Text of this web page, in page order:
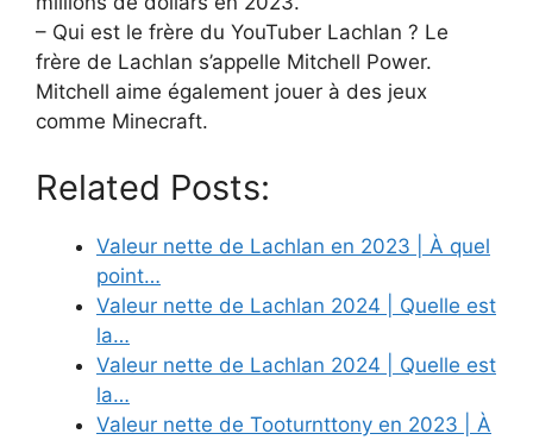
– Qui est le frère du YouTuber Lachlan ? Le
frère de Lachlan s’appelle Mitchell Power.
Mitchell aime également jouer à des jeux
comme Minecraft.
Related Posts:
Valeur nette de Lachlan en 2023 | À quel
point…
Valeur nette de Lachlan 2024 | Quelle est
la…
Valeur nette de Lachlan 2024 | Quelle est
la…
Valeur nette de Tooturnttony en 2023 | À